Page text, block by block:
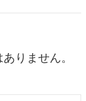
りません。